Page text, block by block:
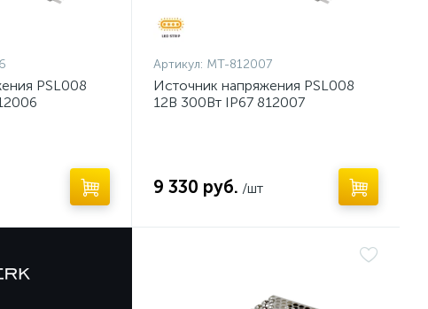
PSL008
Артикул: MT-812007
Источник напряжения PSL008
12В 300Вт IP67 812007
9 330 руб. /шт